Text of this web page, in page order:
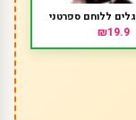
ללוחם ספרטני
₪19.9